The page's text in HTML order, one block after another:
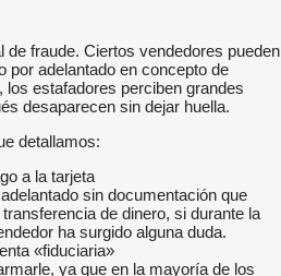
de fraude. Ciertos vendedores pueden
por adelantado en concepto de
estafadores perciben grandes
desaparecen sin dejar huella.
detallamos:
a la tarjeta
sin documentación que
de dinero, si durante la
ha surgido alguna duda.
«fiduciaria»
ya que en la mayoría de los